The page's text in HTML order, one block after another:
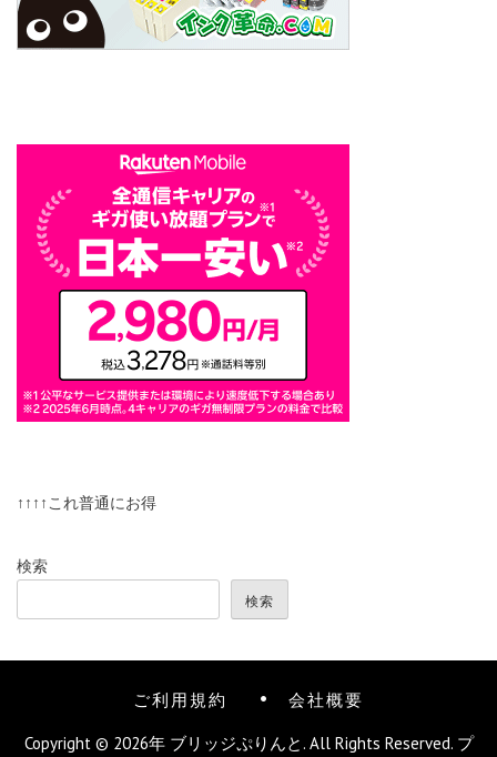
↑↑↑↑これ普通にお得
検索
検索
ご利用規約 会社概要
Copyright © 2026年 ブリッジぷりんと. All Rights Reserved. プ